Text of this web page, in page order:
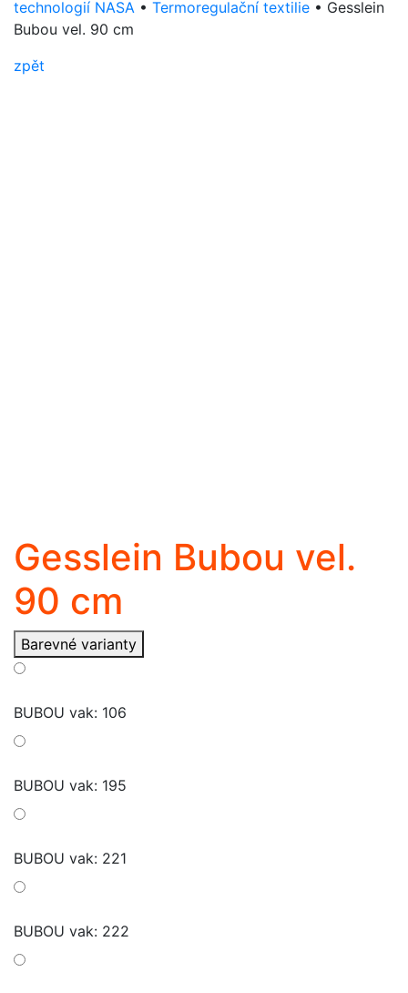
technologií NASA • Termoregulační textilie • Gesslein
Bubou vel. 90 cm
zpět
Gesslein Bubou vel.
90 cm
Barevné varianty
BUBOU vak: 106
BUBOU vak: 195
BUBOU vak: 221
BUBOU vak: 222